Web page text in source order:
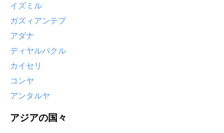
イズミル
ガズィアンテプ
アダナ
ディヤルバクル
カイセリ
コンヤ
アンタルヤ
アジアの国々